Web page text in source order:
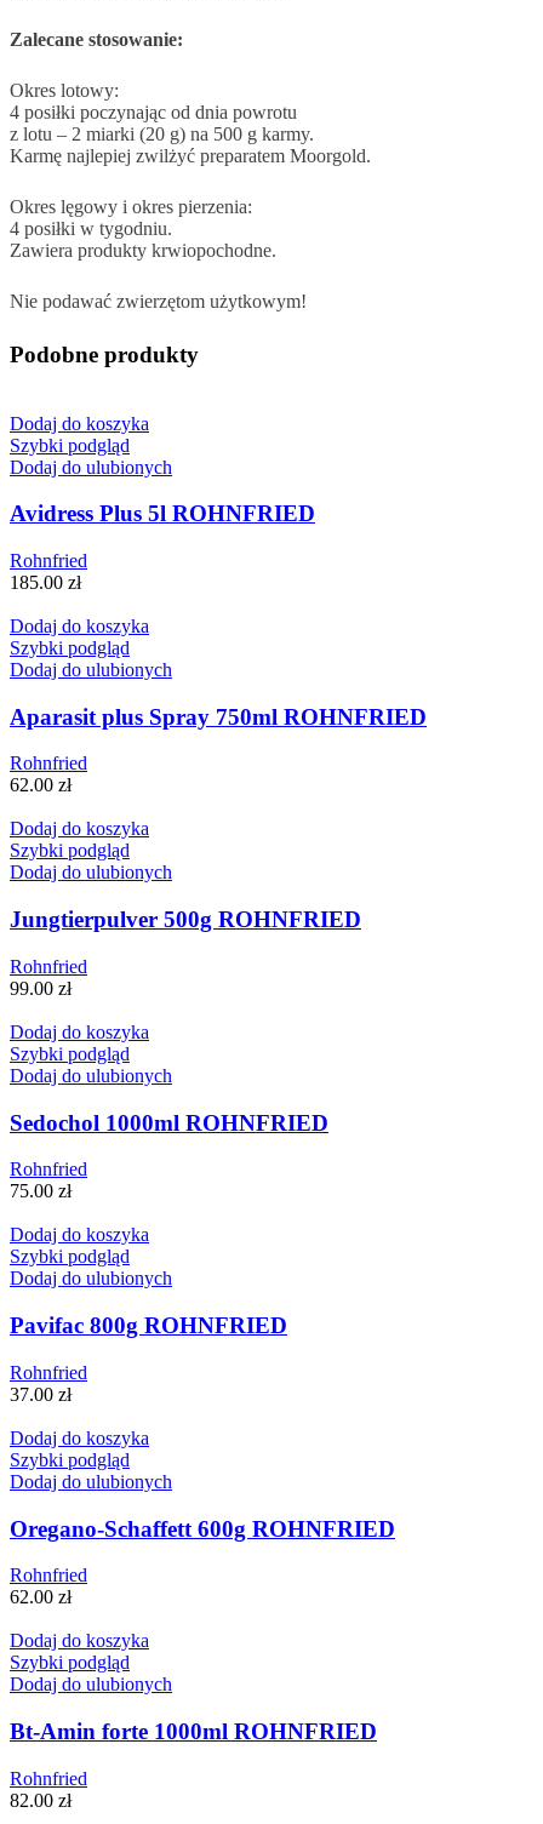
Zalecane stosowanie:
Okres lotowy:
4 posiłki poczynając od dnia powrotu
z lotu – 2 miarki (20 g) na 500 g karmy.
Karmę najlepiej zwilżyć preparatem Moorgold.
Okres lęgowy i okres pierzenia:
4 posiłki w tygodniu.
Zawiera produkty krwiopochodne.
Nie podawać zwierzętom użytkowym!
Podobne produkty
Dodaj do koszyka
Szybki podgląd
Dodaj do ulubionych
Avidress Plus 5l ROHNFRIED
Rohnfried
185.00 zł
Dodaj do koszyka
Szybki podgląd
Dodaj do ulubionych
Aparasit plus Spray 750ml ROHNFRIED
Rohnfried
62.00 zł
Dodaj do koszyka
Szybki podgląd
Dodaj do ulubionych
Jungtierpulver 500g ROHNFRIED
Rohnfried
99.00 zł
Dodaj do koszyka
Szybki podgląd
Dodaj do ulubionych
Sedochol 1000ml ROHNFRIED
Rohnfried
75.00 zł
Dodaj do koszyka
Szybki podgląd
Dodaj do ulubionych
Pavifac 800g ROHNFRIED
Rohnfried
37.00 zł
Dodaj do koszyka
Szybki podgląd
Dodaj do ulubionych
Oregano-Schaffett 600g ROHNFRIED
Rohnfried
62.00 zł
Dodaj do koszyka
Szybki podgląd
Dodaj do ulubionych
Bt-Amin forte 1000ml ROHNFRIED
Rohnfried
82.00 zł